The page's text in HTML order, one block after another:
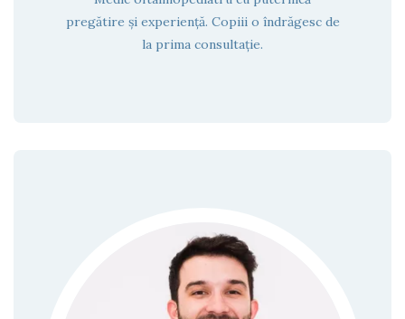
pregătire și experiență. Copiii o îndrăgesc de
la prima consultație.